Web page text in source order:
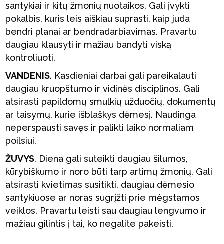
santykiai ir kitų žmonių nuotaikos. Gali įvykti
pokalbis, kuris leis aiškiau suprasti, kaip juda
bendri planai ar bendradarbiavimas. Pravartu
daugiau klausyti ir mažiau bandyti viską
kontroliuoti.
VANDENIS. Kasdieniai darbai gali pareikalauti
daugiau kruopštumo ir vidinės disciplinos. Gali
atsirasti papildomų smulkių užduočių, dokumentų
ar taisymų, kurie išblaškys dėmesį. Naudinga
neperspausti savęs ir palikti laiko normaliam
poilsiui.
ŽUVYS. Diena gali suteikti daugiau šilumos,
kūrybiškumo ir noro būti tarp artimų žmonių. Gali
atsirasti kvietimas susitikti, daugiau dėmesio
santykiuose ar noras sugrįžti prie mėgstamos
veiklos. Pravartu leisti sau daugiau lengvumo ir
mažiau gilintis į tai, ko negalite pakeisti.